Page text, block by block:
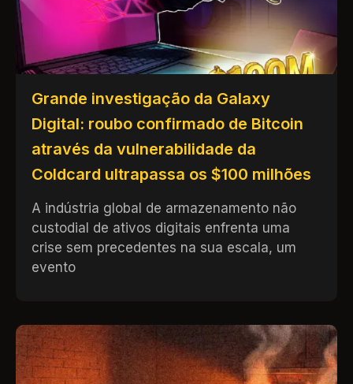
Grande investigação da Galaxy
Digital: roubo confirmado de Bitcoin
através da vulnerabilidade da
Coldcard ultrapassa os $100 milhões
A indústria global de armazenamento não
custodial de ativos digitais enfrenta uma
crise sem precedentes na sua escala, um
evento